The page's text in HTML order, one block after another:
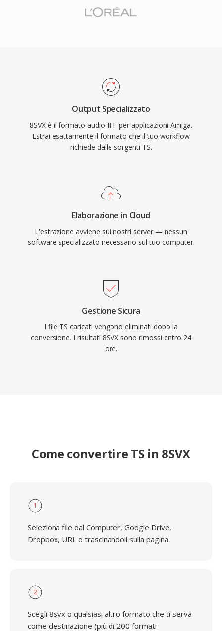
Output Specializzato
8SVX è il formato audio IFF per applicazioni Amiga.
Estrai esattamente il formato che il tuo workflow
richiede dalle sorgenti TS.
Elaborazione in Cloud
L'estrazione avviene sui nostri server — nessun
software specializzato necessario sul tuo computer.
Gestione Sicura
I file TS caricati vengono eliminati dopo la
conversione. I risultati 8SVX sono rimossi entro 24
ore.
Come convertire TS in 8SVX
1
Seleziona file dal Computer, Google Drive,
Dropbox, URL o trascinandoli sulla pagina.
2
Scegli 8svx o qualsiasi altro formato che ti serva
come destinazione (più di 200 formati